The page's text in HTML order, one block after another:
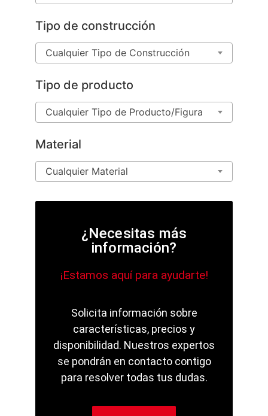
Tipo de construcción
Cualquier Tipo de Construcción
Tipo de producto
Cualquier Tipo de Producto/Figura
Material
Cualquier Material
¿Necesitas más
información?
¡Estamos aquí para ayudarte!
Solicita información sobre
características, precios y
disponibilidad. Nuestros expertos
se pondrán en contacto contigo
para resolver todas tus dudas.